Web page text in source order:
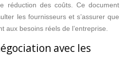
réduction des coûts. Ce document
les fournisseurs et s’assurer que
aux besoins réels de l’entreprise.
avec les